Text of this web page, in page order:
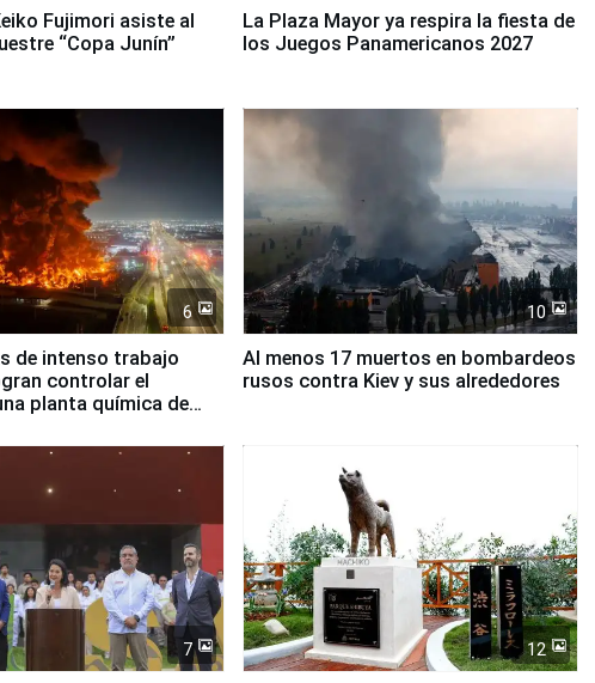
Fujimori asiste al
“Copa Junín”
La Plaza Mayor ya respira la fiesta de
los Juegos Panamericanos 2027
6
de intenso trabajo
controlar el
planta química de
10
Al menos 17 muertos en bombardeos
rusos contra Kiev y sus alrededores
7 12